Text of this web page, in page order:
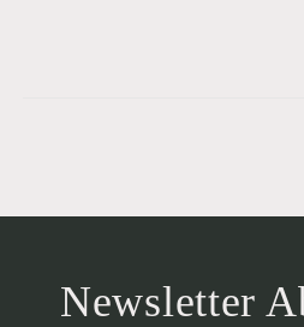
Newsletter